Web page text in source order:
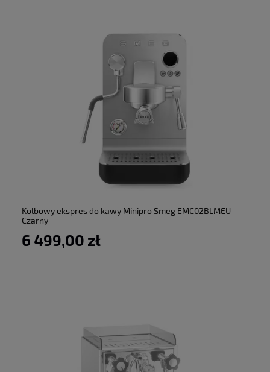
Kolbowy ekspres do kawy Minipro Smeg EMC02BLMEU
Czarny
6 499,00 zł
do koszyka